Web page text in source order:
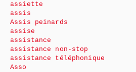
assiette
assis
Assis peinards
assise
assistance
assistance non-stop
assistance téléphonique
Asso